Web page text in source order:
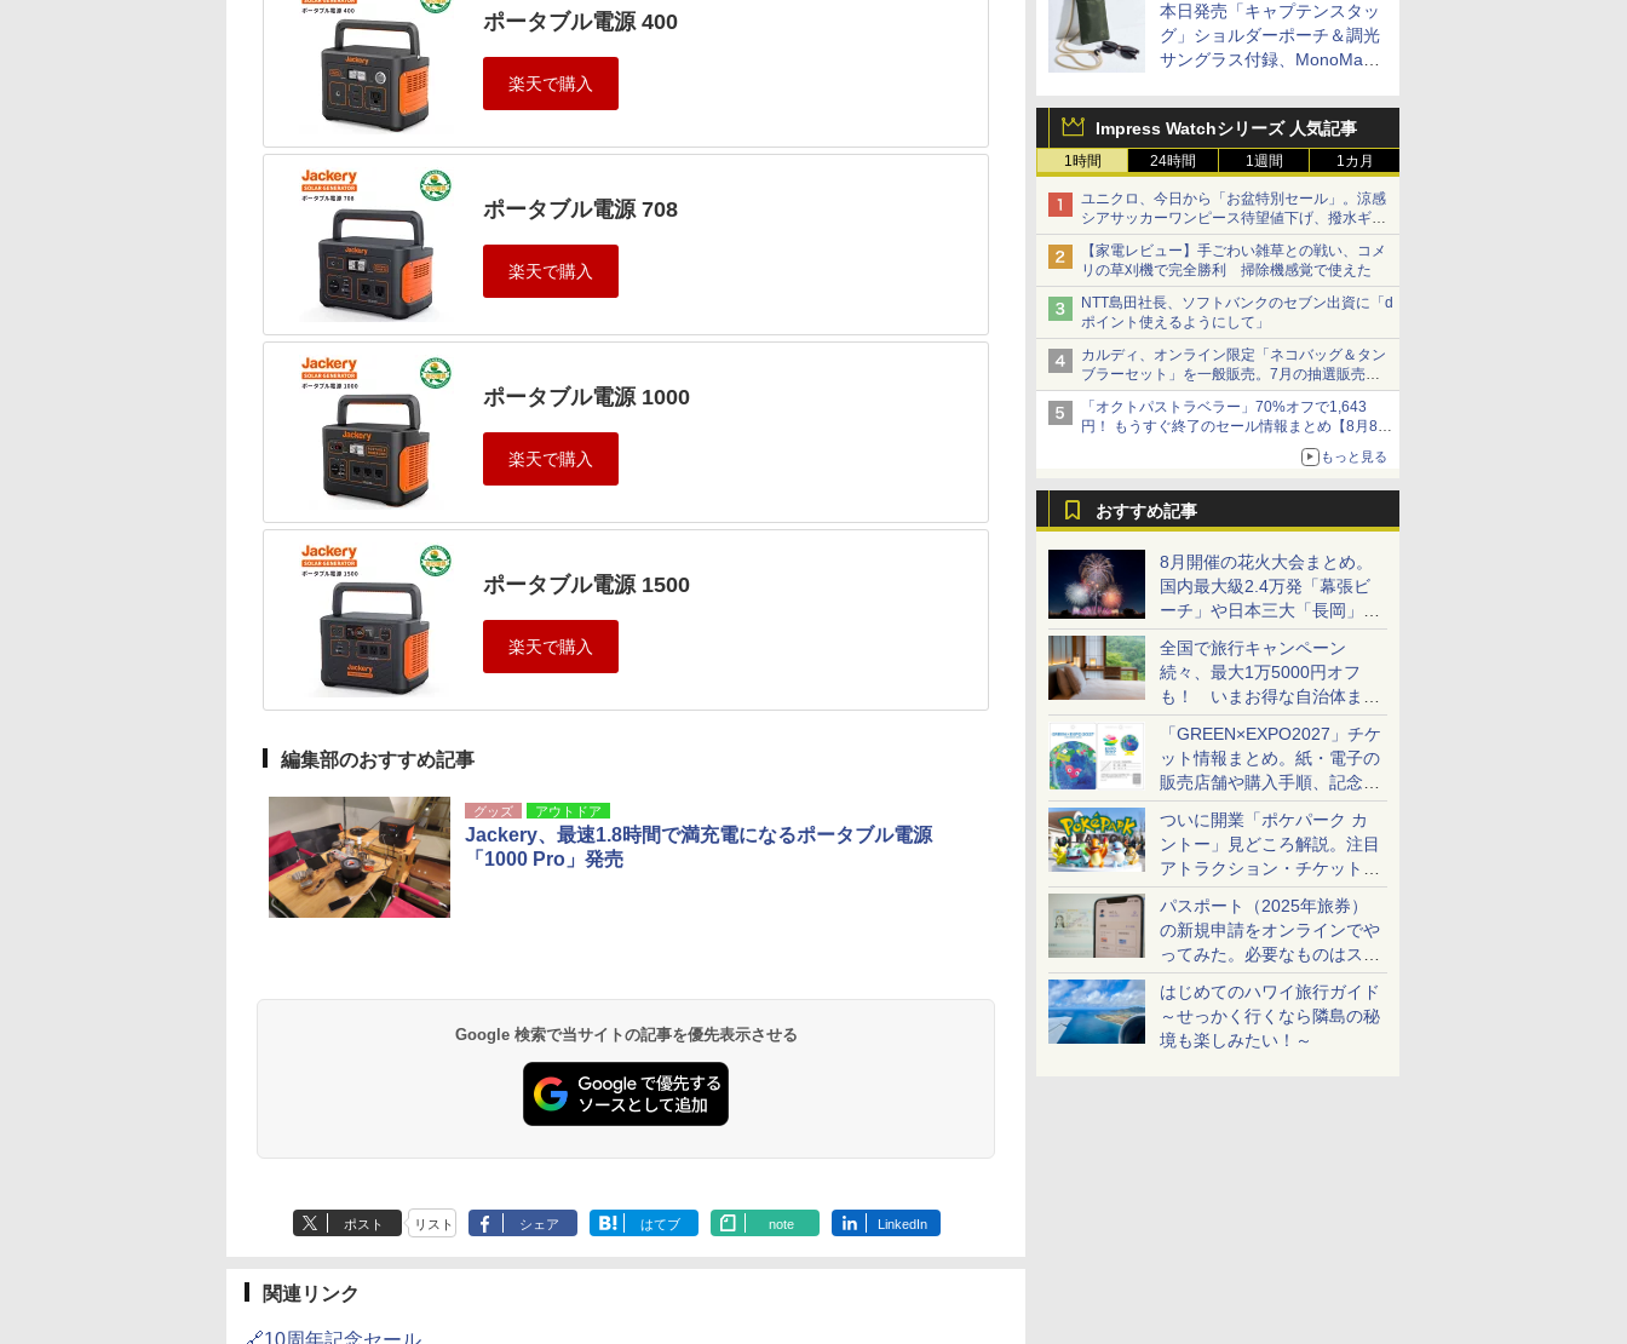
本日発売「キャプテンスタッ
グ」ショルダーポーチ＆調光
サングラス付録、MonoMax
Impress Watchシリーズ 人気記事
1時間 24時間 1週間 1カ月
ユニクロ、今日から「お盆特別セール」。涼感
シアサッカーワンピース待望値下げ、撥水ギア
ショーツは1990円に
【家電レビュー】手ごわい雑草との戦い、コメ
リの草刈機で完全勝利 掃除機感覚で使えた
NTT島田社長、ソフトバンクのセブン出資に「d
ポイント使えるようにして」
カルディ、オンライン限定「ネコバッグ＆タン
ブラーセット」を一般販売。7月の抽選販売の
当選無効分
「オクトパストラベラー」70%オフで1,643
円！ もうすぐ終了のセール情報まとめ【8月8日
ニンテンドーeショップでは「大神 絶景版」が
もっと見る
おすすめ記事
8月開催の花火大会まとめ。
国内最大級2.4万発「幕張ビ
ーチ」や日本三大「長岡」な
ど大型イベント目白押し！
全国で旅行キャンペーン
続々、最大1万5000円オフ
も！ いまお得な自治体まと
め
「GREEN×EXPO2027」チケ
ット情報まとめ。紙・電子の
販売店舗や購入手順、記念チ
ケットも解説
ついに開業「ポケパーク カ
ントー」見どころ解説。注目
アトラクション・チケット手
配・来場前に必要な準備は？
パスポート（2025年旅券）
の新規申請をオンラインでや
ってみた。必要なものはスマ
ホとマイナカードのみ
はじめてのハワイ旅行ガイド
～せっかく行くなら隣島の秘
境も楽しみたい！～
ポータブル電源 400
ポータブル電源 708
ポータブル電源 1000
ポータブル電源 1500
編集部のおすすめ記事
グッズ アウトドア
Jackery、最速1.8時間で満充電になるポータブル電源
「1000 Pro」発売
Google 検索で当サイトの記事を優先表示させる
ポスト リスト シェア はてブ note LinkedIn
関連リンク